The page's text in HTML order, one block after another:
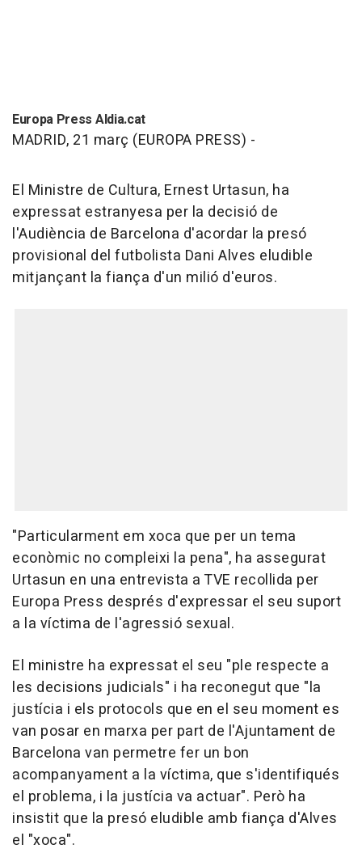
Europa Press Aldia.cat
MADRID, 21 març (EUROPA PRESS) -
El Ministre de Cultura, Ernest Urtasun, ha
expressat estranyesa per la decisió de
l'Audiència de Barcelona d'acordar la presó
provisional del futbolista Dani Alves eludible
mitjançant la fiança d'un milió d'euros.
"Particularment em xoca que per un tema
econòmic no compleixi la pena", ha assegurat
Urtasun en una entrevista a TVE recollida per
Europa Press després d'expressar el seu suport
a la víctima de l'agressió sexual.
El ministre ha expressat el seu "ple respecte a
les decisions judicials" i ha reconegut que "la
justícia i els protocols que en el seu moment es
van posar en marxa per part de l'Ajuntament de
Barcelona van permetre fer un bon
acompanyament a la víctima, que s'identifiqués
el problema, i la justícia va actuar". Però ha
insistit que la presó eludible amb fiança d'Alves
el "xoca".